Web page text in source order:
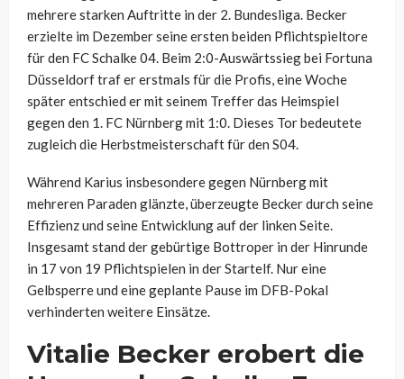
mehrere starken Auftritte in der 2. Bundesliga. Becker
erzielte im Dezember seine ersten beiden Pflichtspieltore
für den FC Schalke 04. Beim 2:0-Auswärtssieg bei Fortuna
Düsseldorf traf er erstmals für die Profis, eine Woche
später entschied er mit seinem Treffer das Heimspiel
gegen den 1. FC Nürnberg mit 1:0. Dieses Tor bedeutete
zugleich die Herbstmeisterschaft für den S04.
Während Karius insbesondere gegen Nürnberg mit
mehreren Paraden glänzte, überzeugte Becker durch seine
Effizienz und seine Entwicklung auf der linken Seite.
Insgesamt stand der gebürtige Bottroper in der Hinrunde
in 17 von 19 Pflichtspielen in der Startelf. Nur eine
Gelbsperre und eine geplante Pause im DFB-Pokal
verhinderten weitere Einsätze.
Vitalie Becker erobert die